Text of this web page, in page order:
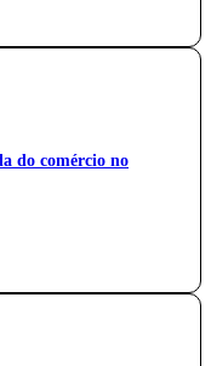
do comércio no